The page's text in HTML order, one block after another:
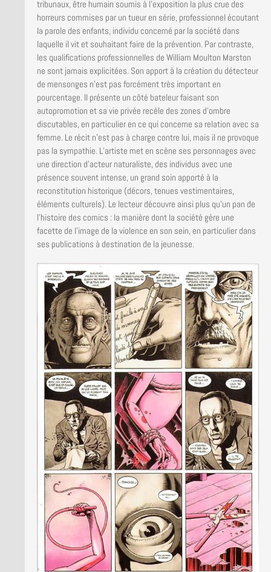
tribunaux, être humain soumis à l’exposition la plus crue des
horreurs commises par un tueur en série, professionnel écoutant
la parole des enfants, individu concerné par la société dans
laquelle il vit et souhaitant faire de la prévention. Par contraste,
les qualifications professionnelles de William Moulton Marston
ne sont jamais explicitées. Son apport à la création du détecteur
de mensonges n’est pas forcément très important en
pourcentage. Il présente un côté bateleur faisant son
autopromotion et sa vie privée recèle des zones d’ombre
discutables, en particulier en ce qui concerne sa relation avec sa
femme. Le récit n’est pas à charge contre lui, mais il ne provoque
pas la sympathie. L’artiste met en scène ses personnages avec
une direction d’acteur naturaliste, des individus avec une
présence souvent intense, un grand soin apporté à la
reconstitution historique (décors, tenues vestimentaires,
éléments culturels). Le lecteur découvre ainsi plus qu’un pan de
l’histoire des comics : la manière dont la société gère une
facette de l’image de la violence en son sein, en particulier dans
ses publications à destination de la jeunesse.